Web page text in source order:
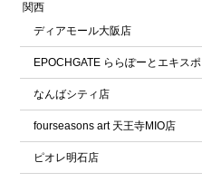
関西
ディアモール大阪店
EPOCHGATE ららぽーとエキス
なんばシティ店
fourseasons art 天王寺MIO店
ピオレ明石店